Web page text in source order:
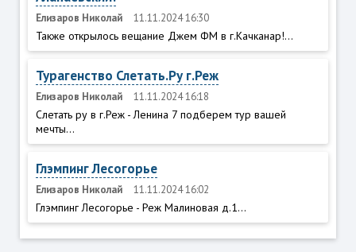
Елизаров Николай 11.11.2024 16:30
Также открылось вещание Джем ФМ в г.Качканар!...
Турагенство Слетать.Ру г.Реж
Елизаров Николай 11.11.2024 16:18
Слетать ру в г.Реж - Ленина 7 подберем тур вашей
мечты...
Глэмпинг Лесогорье
Елизаров Николай 11.11.2024 16:02
Глэмпинг Лесогорье - Реж Малиновая д.1...